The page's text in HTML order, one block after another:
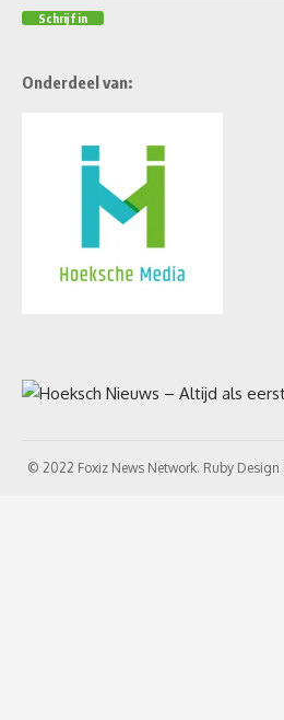
Onderdeel van:
© 2022 Foxiz News Network. Ruby Design